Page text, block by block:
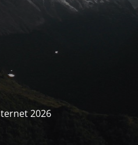
2026